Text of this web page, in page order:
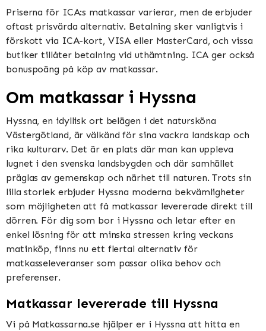
Priserna för ICA:s matkassar varierar, men de erbjuder
oftast prisvärda alternativ. Betalning sker vanligtvis i
förskott via ICA-kort, VISA eller MasterCard, och vissa
butiker tillåter betalning vid uthämtning. ICA ger också
bonuspoäng på köp av matkassar​​.
Om matkassar i Hyssna
Hyssna, en idyllisk ort belägen i det natursköna
Västergötland, är välkänd för sina vackra landskap och
rika kulturarv. Det är en plats där man kan uppleva
lugnet i den svenska landsbygden och där samhället
präglas av gemenskap och närhet till naturen. Trots sin
lilla storlek erbjuder Hyssna moderna bekvämligheter
som möjligheten att få matkassar levererade direkt till
dörren. För dig som bor i Hyssna och letar efter en
enkel lösning för att minska stressen kring veckans
matinköp, finns nu ett flertal alternativ för
matkasseleveranser som passar olika behov och
preferenser.
Matkassar levererade till Hyssna
Vi på Matkassarna.se hjälper er i Hyssna att hitta en